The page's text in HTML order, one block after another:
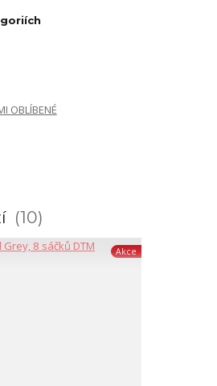
OBLÍBENÉ
10
Akce